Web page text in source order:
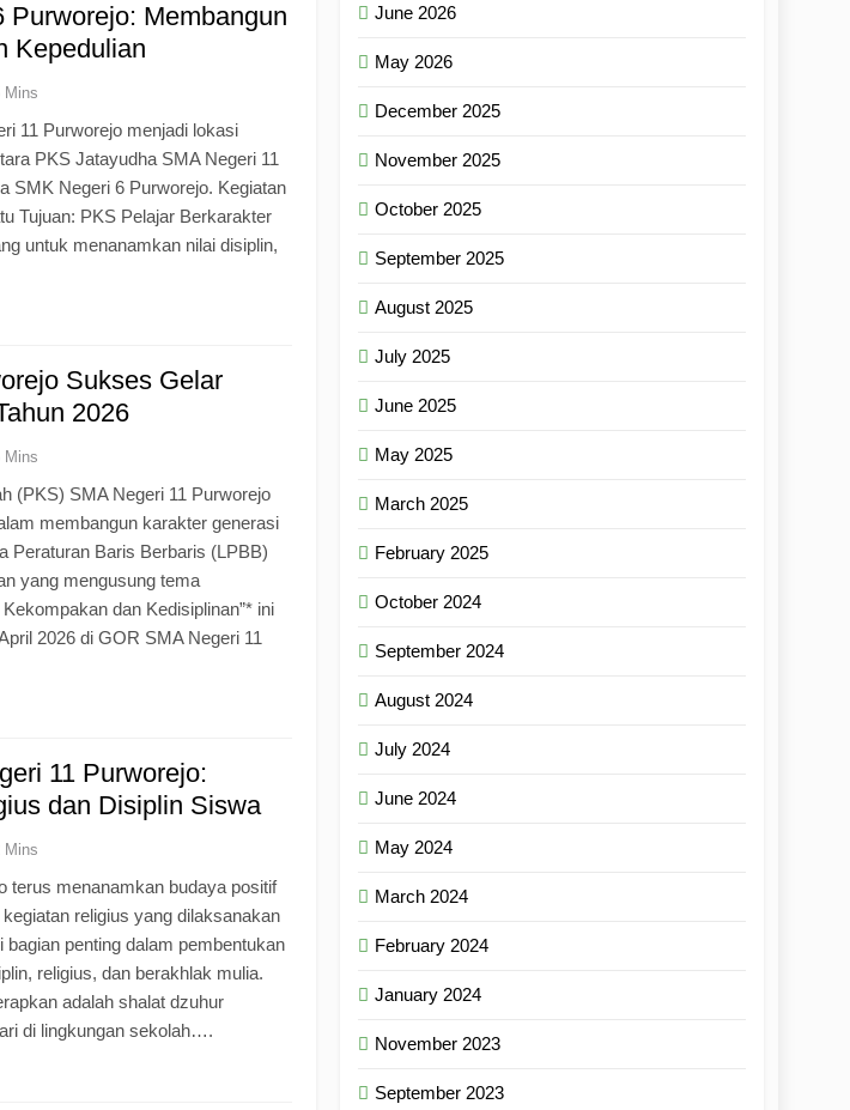
Membangun
Kepedulian
Mins
11 Purworejo menjadi lokasi
PKS Jatayudha SMA Negeri 11
SMK Negeri 6 Purworejo. Kegiatan
Tujuan: PKS Pelajar Berkarakter
untuk menanamkan nilai disiplin,
Sukses Gelar
2026
Mins
(PKS) SMA Negeri 11 Purworejo
membangun karakter generasi
Peraturan Baris Berbaris (LPBB)
yang mengusung tema
dan Kedisiplinan”* ini
2026 di GOR SMA Negeri 11
11 Purworejo:
dan Disiplin Siswa
Mins
terus menanamkan budaya positif
religius yang dilaksanakan
penting dalam pembentukan
religius, dan berakhlak mulia.
adalah shalat dzuhur
di lingkungan sekolah….
June 2026
May 2026
December 2025
November 2025
October 2025
September 2025
August 2025
July 2025
June 2025
May 2025
March 2025
February 2025
October 2024
September 2024
August 2024
July 2024
June 2024
May 2024
March 2024
February 2024
January 2024
November 2023
September 2023